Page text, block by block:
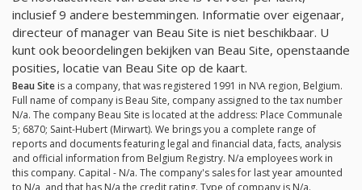
inclusief 9 andere bestemmingen. Informatie over eigenaar,
directeur of manager van Beau Site is niet beschikbaar. U
kunt ook beoordelingen bekijken van Beau Site, openstaande
posities, locatie van Beau Site op de kaart.
Beau Site is a company, that was registered 1991 in N\A region, Belgium.
Full name of company is Beau Site, company assigned to the tax number
N/a. The company Beau Site is located at the address: Place Communale
5; 6870; Saint-Hubert (Mirwart). We brings you a complete range of
reports and documents featuring legal and financial data, facts, analysis
and official information from Belgium Registry. N/a employees work in
this company. Capital - N/a. The company's sales for last year amounted